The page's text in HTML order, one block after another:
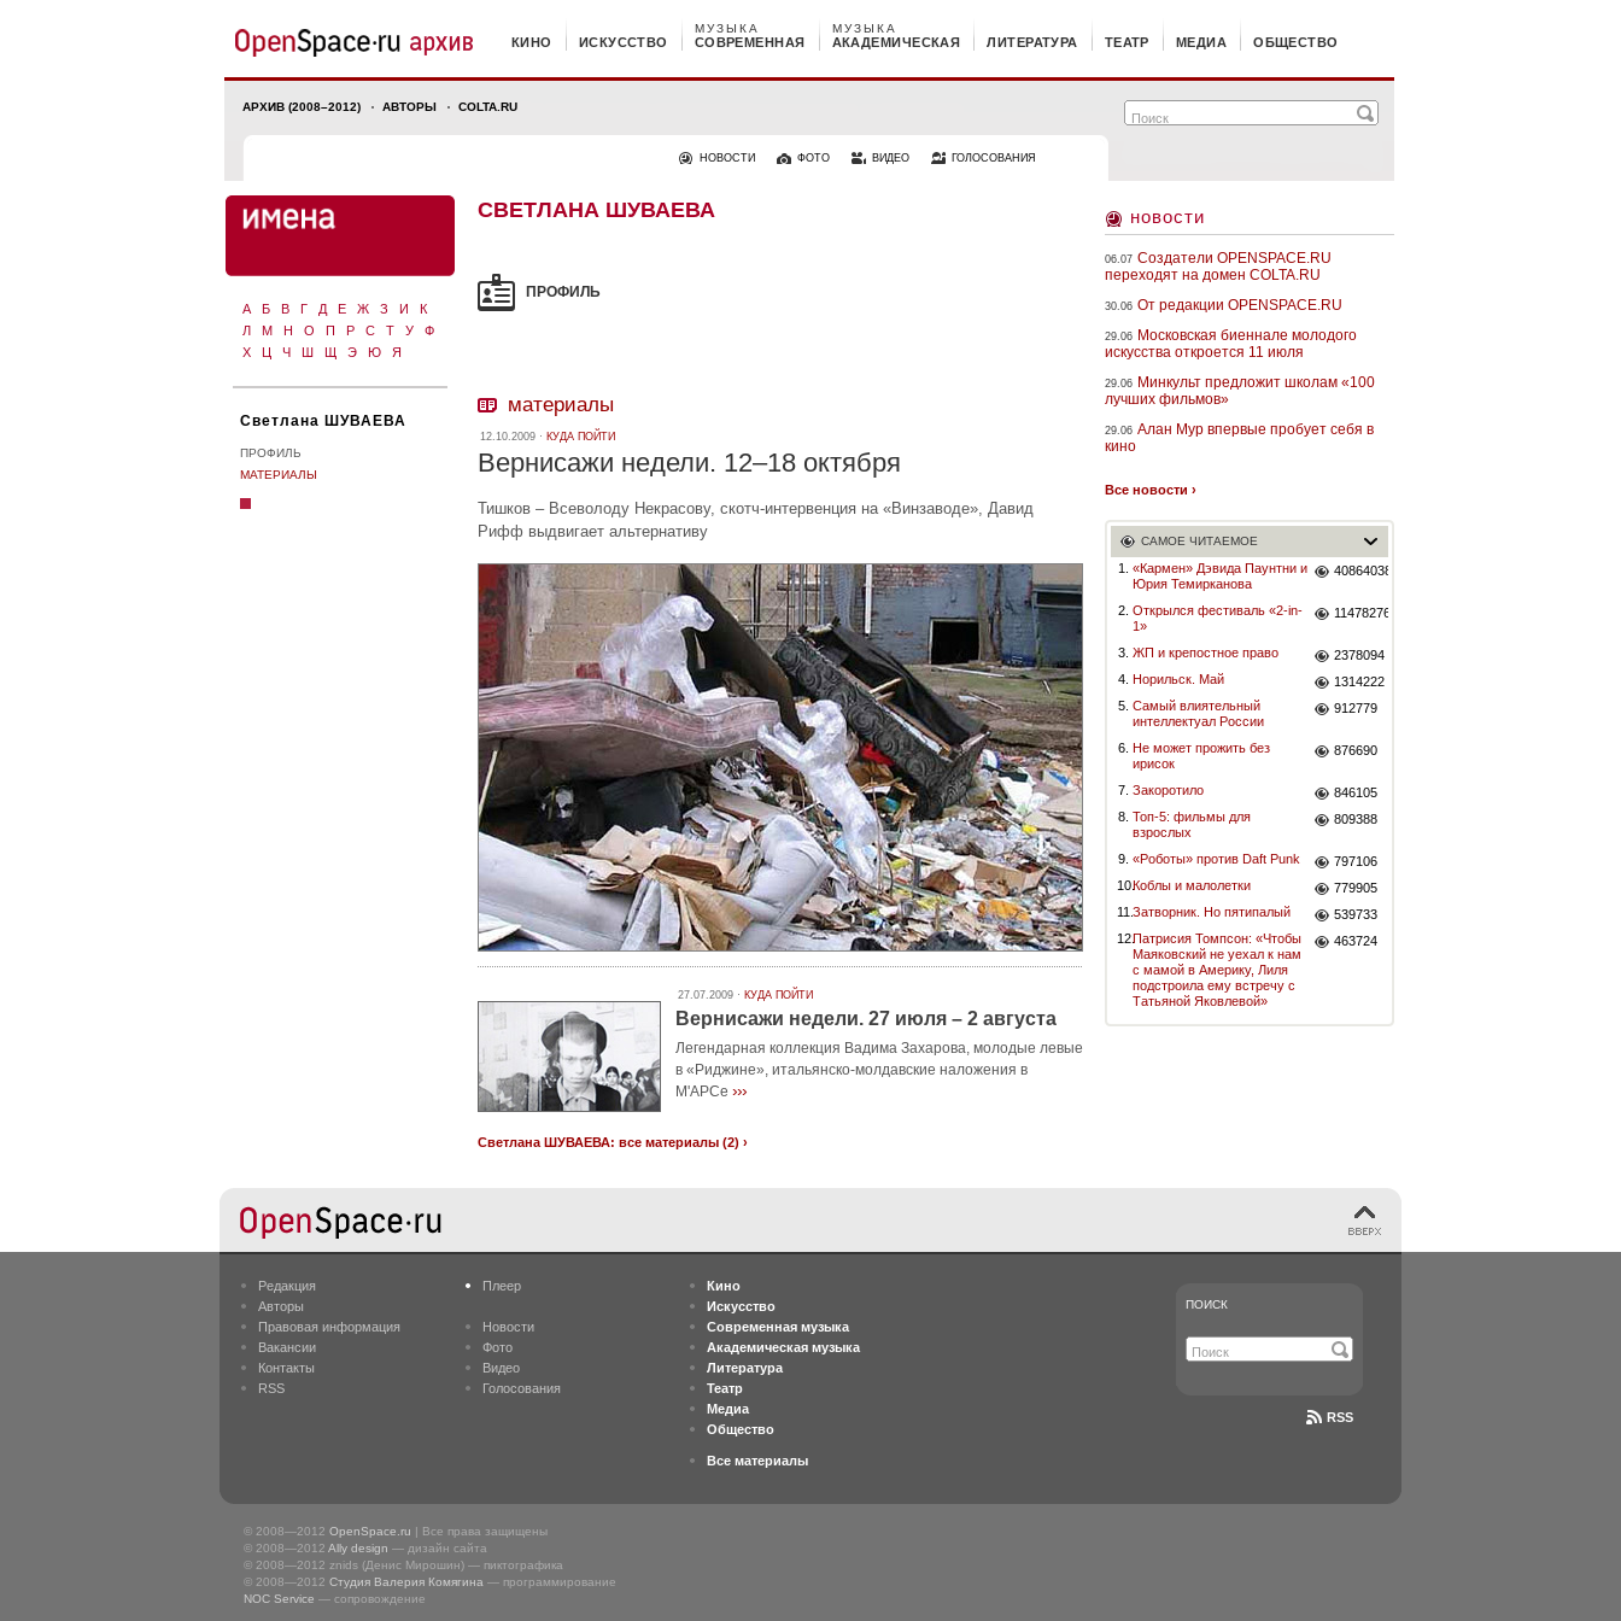
КИНО ИСКУССТВО СОВРЕМЕННАЯ
МУЗЫКА
АКАДЕМИЧЕСКАЯ
МУЗЫКА
ЛИТЕРАТУРА ТЕАТР МЕДИА ОБЩЕСТВО
АРХИВ (2008–2012) АВТОРЫ COLTA.RU
НОВОСТИ ФОТО ВИДЕО ГОЛОСОВАНИЯ
А Б В Г Д Е Ж З И
К
Л
М Н О П Р С Т У
Ф
Х
Ц Ч Ш Щ Э Ю Я
Светлана ШУВАЕВА
ПРОФИЛЬ
МАТЕРИАЛЫ
СВЕТЛАНА ШУВАЕВА
ПРОФИЛЬ
материалы
12.10.2009 · КУДА ПОЙТИ
Вернисажи недели. 12–18 октября
Тишков – Всеволоду Некрасову, скотч-интервенция на «Винзаводе», Давид
Рифф выдвигает альтернативу
27.07.2009 · КУДА ПОЙТИ
Вернисажи недели. 27 июля – 2 августа
Легендарная коллекция Вадима Захарова, молодые левые
в «Риджине», итальянско-молдавские наложения в
М'АРСе ›››
Светлана ШУВАЕВА: все материалы (2) ›
новости
06.07 Создатели OPENSPACE.RU
переходят на домен COLTA.RU
30.06 От редакции OPENSPACE.RU
29.06 Московская биеннале молодого
искусства откроется 11 июля
29.06 Минкульт предложит школам «100
лучших фильмов»
29.06 Алан Мур впервые пробует себя в
кино
Все новости ›
САМОЕ ЧИТАЕМОЕ
1.
«Кармен» Дэвида Паунтни и
Юрия Темирканова
40864038
2. Открылся фестиваль «2-in-
1»
11478276
3. ЖП и крепостное право
2378094
4. Норильск. Май
1314222
5. Самый влиятельный
интеллектуал России
912779
6. Не может прожить без
ирисок
876690
7. Закоротило
846105
8. Топ-5: фильмы для
взрослых
809388
9. «Роботы» против Daft Punk
797106
10.Коблы и малолетки
779905
11.Затворник. Но пятипалый
539733
12.Патрисия Томпсон: «Чтобы
Маяковский не уехал к нам
с мамой в Америку, Лиля
подстроила ему встречу с
Татьяной Яковлевой»
463724
Редакция
Авторы
Правовая информация
Вакансии
Контакты
RSS
Плеер
Новости
Фото
Видео
Голосования
Кино
Искусство
Современная музыка
Академическая музыка
Литература
Театр
Медиа
Общество
Все материалы
ПОИСК
RSS
© 2008—2012 OpenSpace.ru | Все права защищены
© 2008—2012 Ally design — дизайн сайта
© 2008—2012 znids (Денис Мирошин) — пиктографика
© 2008—2012 Студия Валерия Комягина — программирование
NOC Service — сопровождение